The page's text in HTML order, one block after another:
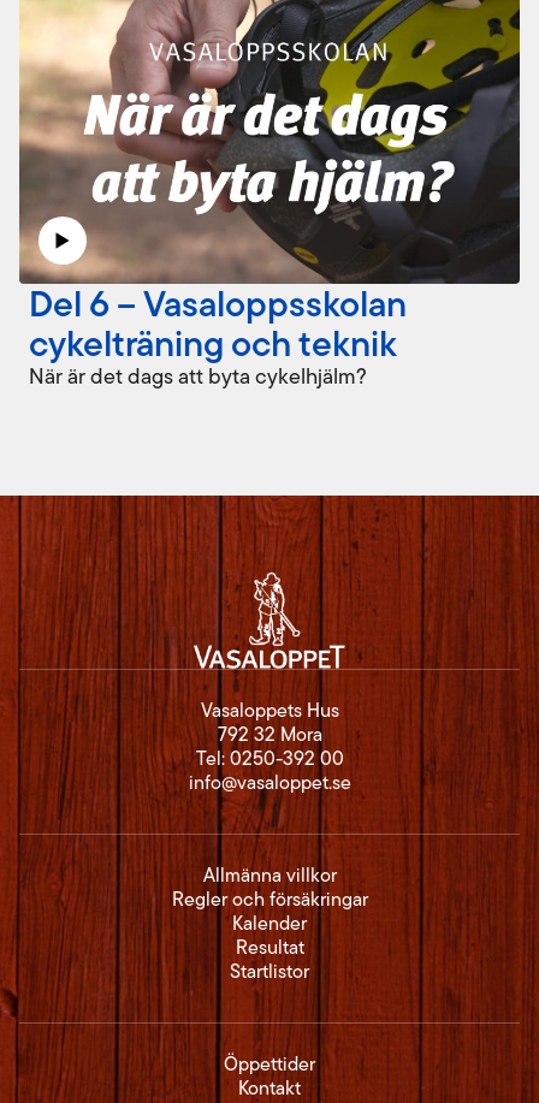
Del 6 – Vasaloppsskolan
cykelträning och teknik
När är det dags att byta cykelhjälm?
Allmänna villkor
Regler och försäkringar
Kalender
Resultat
Startlistor
Öppettider
Kontakt
Vasaloppets Hus
792 32 Mora
Tel:0250-392 00
info@vasaloppet.se